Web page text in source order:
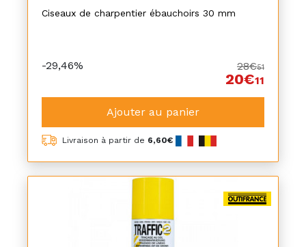
Ciseaux de charpentier ébauchoirs 30 mm
-29,46% 28€51
20€11
Ajouter au panier
Livraison à partir de 6,60€